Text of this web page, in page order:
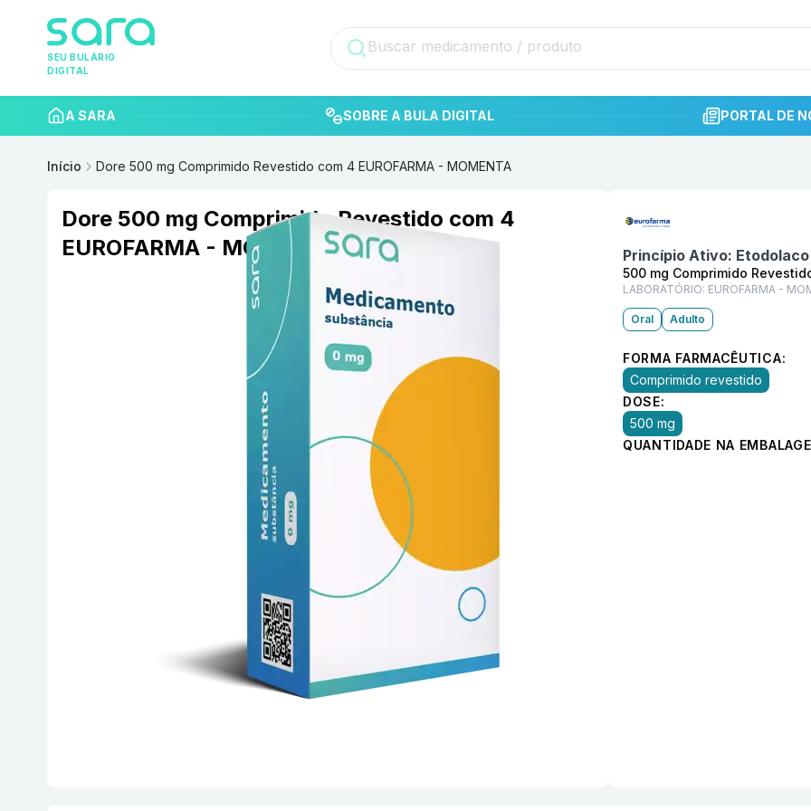
SEU BULÁRIO
DIGITAL
A SARA SOBRE A BULA DIGITAL PORTAL DE
Início Dore 500 mg Comprimido Revestido com 4 EUROFARMA - MOMENTA
Dore 500 mg Comprimido Revestido com 4
EUROFARMA - MOMENTA
Princípio Ativo: Etodolaco
500 mg Comprimido
LABORATÓRIO: EUROFARMA -
Oral Adulto
FORMA FARMACÊUTICA:
Comprimido revestido
DOSE:
500 mg
QUANTIDADE NA